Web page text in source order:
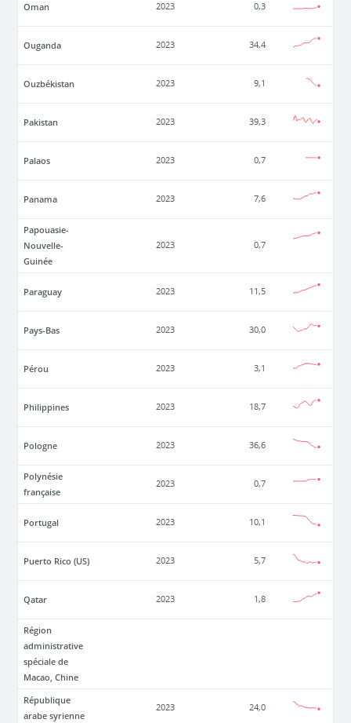
Oman 2023 0,3
Ouganda 2023 34,4
Ouzbékistan 2023 9,1
Pakistan 2023 39,3
Palaos 2023 0,7
Panama 2023 7,6
Papouasie-
Nouvelle-
Guinée
2023 0,7
Paraguay 2023 11,5
Pays-Bas 2023 30,0
Pérou 2023 3,1
Philippines 2023 18,7
Pologne 2023 36,6
Polynésie
française
2023 0,7
Portugal 2023 10,1
Puerto Rico (US) 2023 5,7
Qatar 2023 1,8
Région
administrative
spéciale de
Macao, Chine
République
arabe syrienne
2023 24,0